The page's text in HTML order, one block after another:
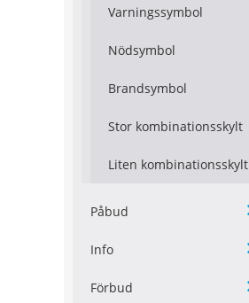
Varningssymbol
Nödsymbol
Brandsymbol
Stor kombinationsskylt
Liten kombinationsskylt
Påbud
Info
Förbud